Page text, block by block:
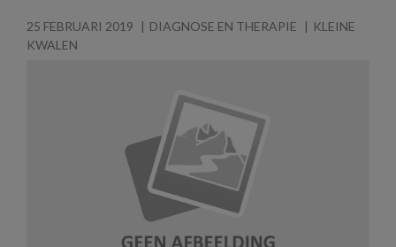
25 FEBRUARI 2019 DIAGNOSE EN THERAPIE
KLEINE
KWALEN